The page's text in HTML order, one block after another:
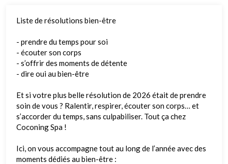
Liste de résolutions bien-être
- prendre du temps pour soi
- écouter son corps
- s’offrir des moments de détente
- dire oui au bien-être
Et si votre plus belle résolution de 2026 était de prendre
soin de vous ? Ralentir, respirer, écouter son corps… et
s’accorder du temps, sans culpabiliser. Tout ça chez
Coconing Spa !
Ici, on vous accompagne tout au long de l’année avec des
moments dédiés au bien-être :